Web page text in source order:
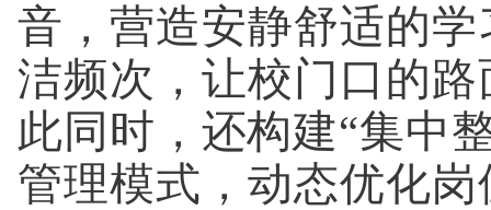
音，营造安静舒适的
洁频次，让校门口的
此同时，还构建“集中
管理模式，动态优化